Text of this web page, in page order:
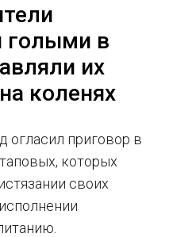
голыми в
их
коленях
огласил приговор в
которых
своих